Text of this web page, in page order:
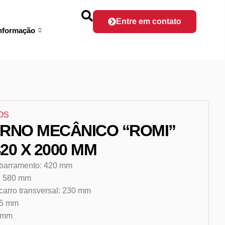
Entre em contato
MECÂNICO “ROMI”
X 2000 MM
420 mm
580 mm
transversal: 230 mm
mm